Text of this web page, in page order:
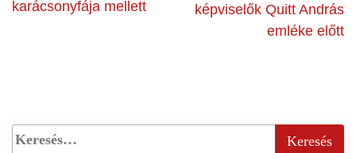
karácsonyfája mellett
képviselők Quitt András
emléke előtt